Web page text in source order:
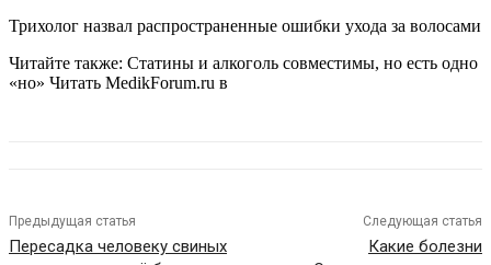
Трихолог назвал распространенные ошибки ухода за волосами
Читайте также: Статины и алкоголь совместимы, но есть одно
«но» Читать MedikForum.ru в
Предыдущая статья
Пересадка человеку свиных
Следующая статья
Какие болезни